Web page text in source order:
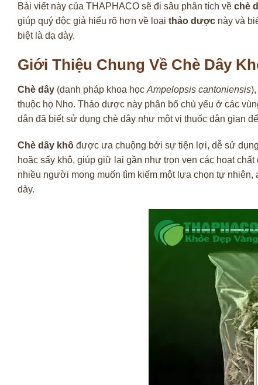
Bài viết này của THAPHACO sẽ đi sâu phân tích về chè
giúp quý độc giả hiểu rõ hơn về loại thảo dược này và
biệt là dạ dày.
Giới Thiệu Chung Về Chè Dây
Chè dây (danh pháp khoa học Ampelopsis cantoniensis
thuộc họ Nho. Thảo dược này phân bố chủ yếu ở các
dân đã biết sử dụng chè dây như một vị thuốc dân gian
Chè dây khô được ưa chuộng bởi sự tiện lợi, dễ sử
hoặc sấy khô, giúp giữ lại gần như trọn vẹn các hoạt
nhiều người mong muốn tìm kiếm một lựa chọn tự
dày.